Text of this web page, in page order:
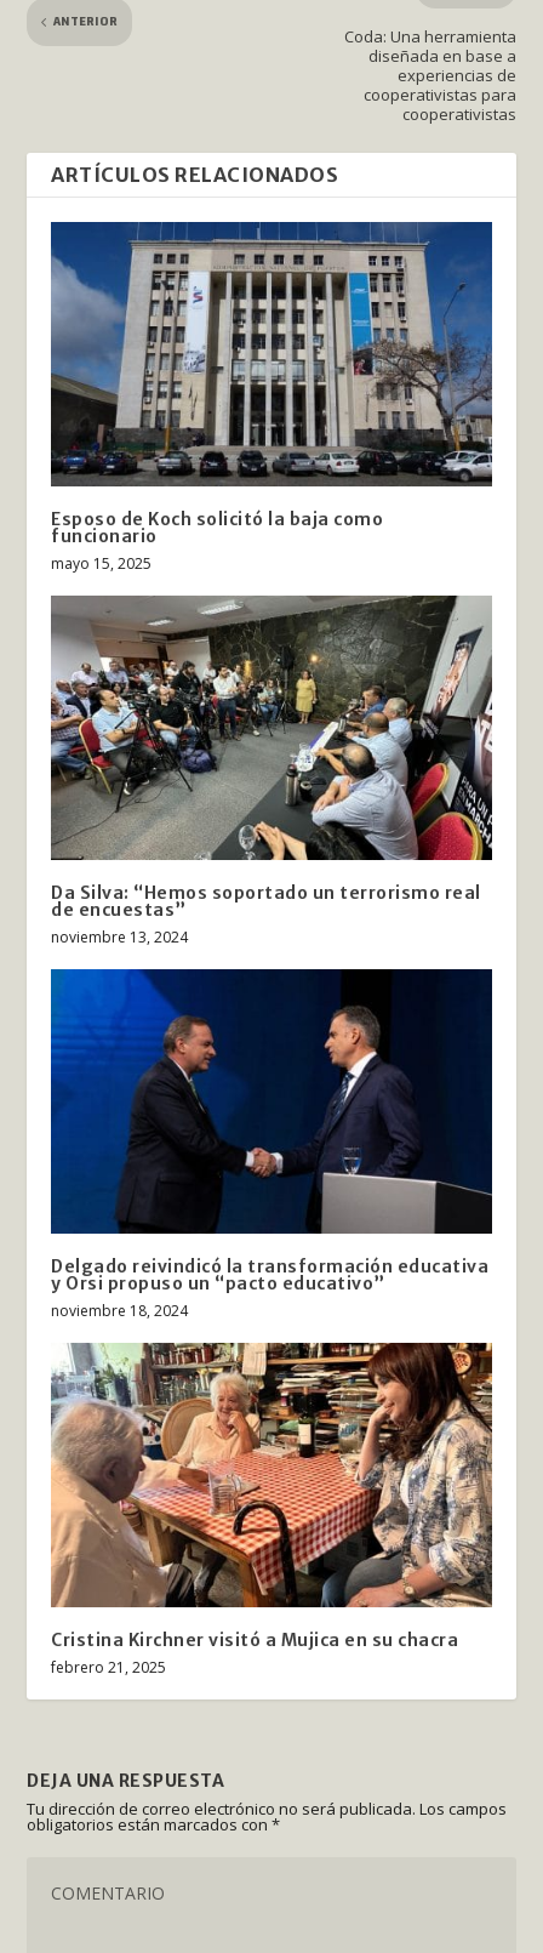
ANTERIOR
Coda: Una herramienta
diseñada en base a
experiencias de
cooperativistas para
cooperativistas
ARTÍCULOS RELACIONADOS
Esposo de Koch solicitó la baja como
funcionario
mayo 15, 2025
Da Silva: “Hemos soportado un terrorismo real
de encuestas”
noviembre 13, 2024
Delgado reivindicó la transformación educativa
y Orsi propuso un “pacto educativo”
noviembre 18, 2024
Cristina Kirchner visitó a Mujica en su chacra
febrero 21, 2025
DEJA UNA RESPUESTA
Tu dirección de correo electrónico no será publicada. Los campos
obligatorios están marcados con*